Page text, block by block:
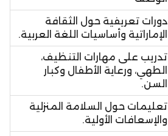
دورات تعريفية حول الثقافة
الإماراتية وأساسيات اللغة العربية.
تدريب على مهارات التنظيف،
الطهي، ورعاية الأطفال وكبار
السن.
تعليمات حول السلامة المنزلية
والإسعافات الأولية.